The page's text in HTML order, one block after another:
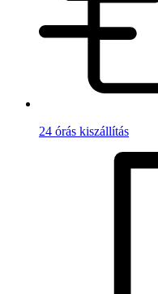
24 órás kiszállítás